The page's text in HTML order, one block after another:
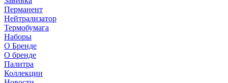
Перманент
Нейтрализатор
Термобумага
Наборы
О Бренде
О бренде
Палитра
Коллекции